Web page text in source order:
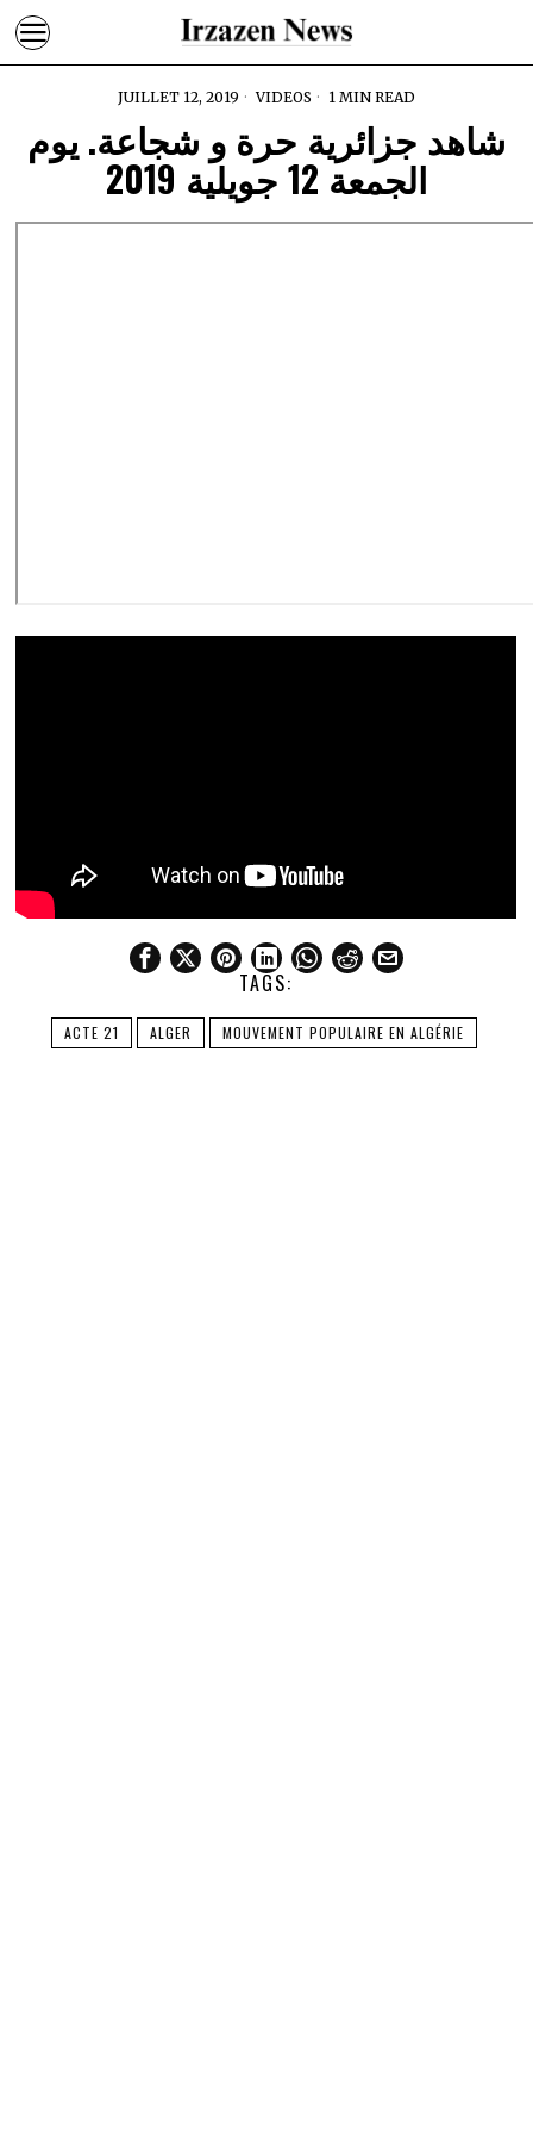
JUILLET 12, 2019 VIDEOS 1 MIN READ
شاهد جزائرية حرة و شجاعة. يوم
الجمعة 12 جويلية 2019
TAGS:
ACTE 21 ALGER MOUVEMENT POPULAIRE EN ALGÉRIE